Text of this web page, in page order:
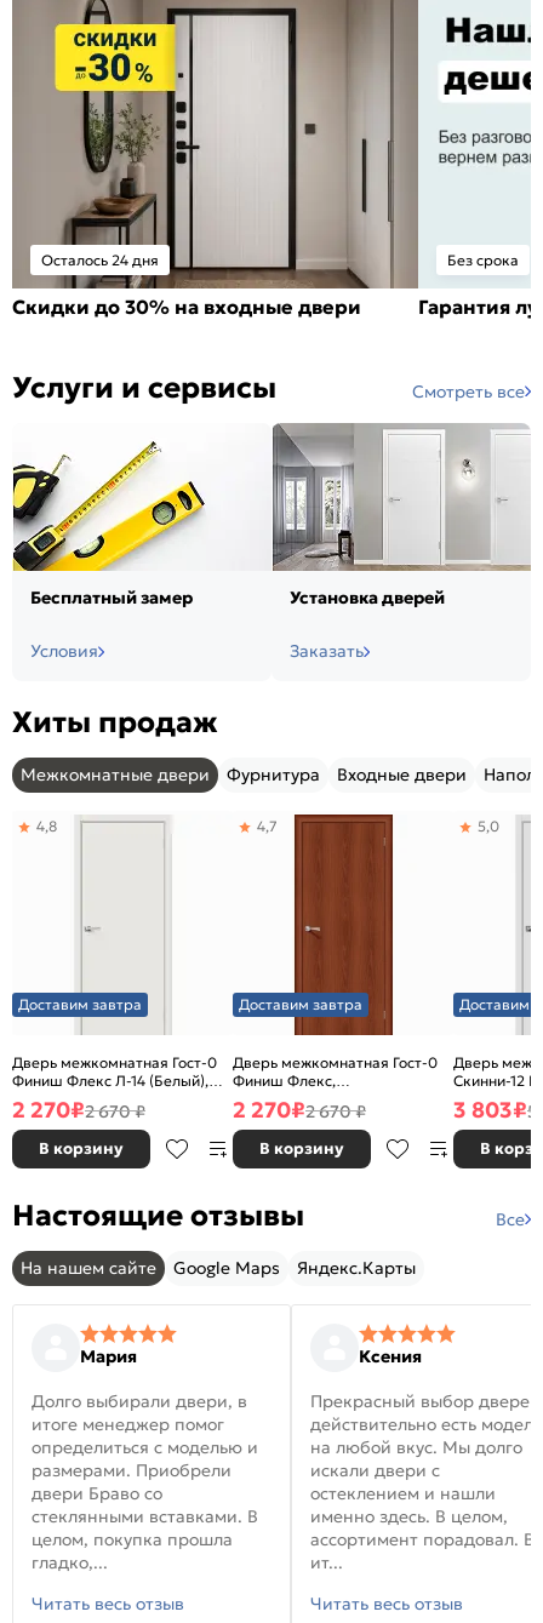
Осталось 24 дня
Скидки до 30% на входные двери
Без срока
Гарантия
Услуги и сервисы Смотреть все
Бесплатный замер
Условия
Установка дверей
Заказать
Хиты продаж
Межкомнатные двери Фурнитура Входные двери
Доставим завтра
Дверь межкомнатная Гост-0
Финиш Флекс Л-14 (Белый),
глухая, каркасно-щитовая
4,8
2 270₽2 670 ₽
В корзину
Доставим завтра
Дверь межкомнатная Гост-0
Финиш Флекс,
Ламинированные Л-11
(ИталОрех), глухая, каркасно-
щитовая
4,7
2 270₽2 670 ₽
В корзину
Доставим
Дверь
Скинни-12
глухая,
5,0
3 803₽5
В
Настоящие отзывы Все
На нашем сайте Google Maps Яндекс.Карты
Мария
Долго выбирали двери, в
итоге менеджер помог
определиться с моделью и
размерами. Приобрели
двери Браво со
стеклянными вставками. В
целом, покупка прошла
гладко,...
Читать весь отзыв
Ксения
Прекрасный выбор
действительно есть модели
на любой вкус. Мы долго
искали двери с
остеклением и нашли
именно здесь. В целом,
ассортимент порадовал. В
ит...
Читать весь отзыв